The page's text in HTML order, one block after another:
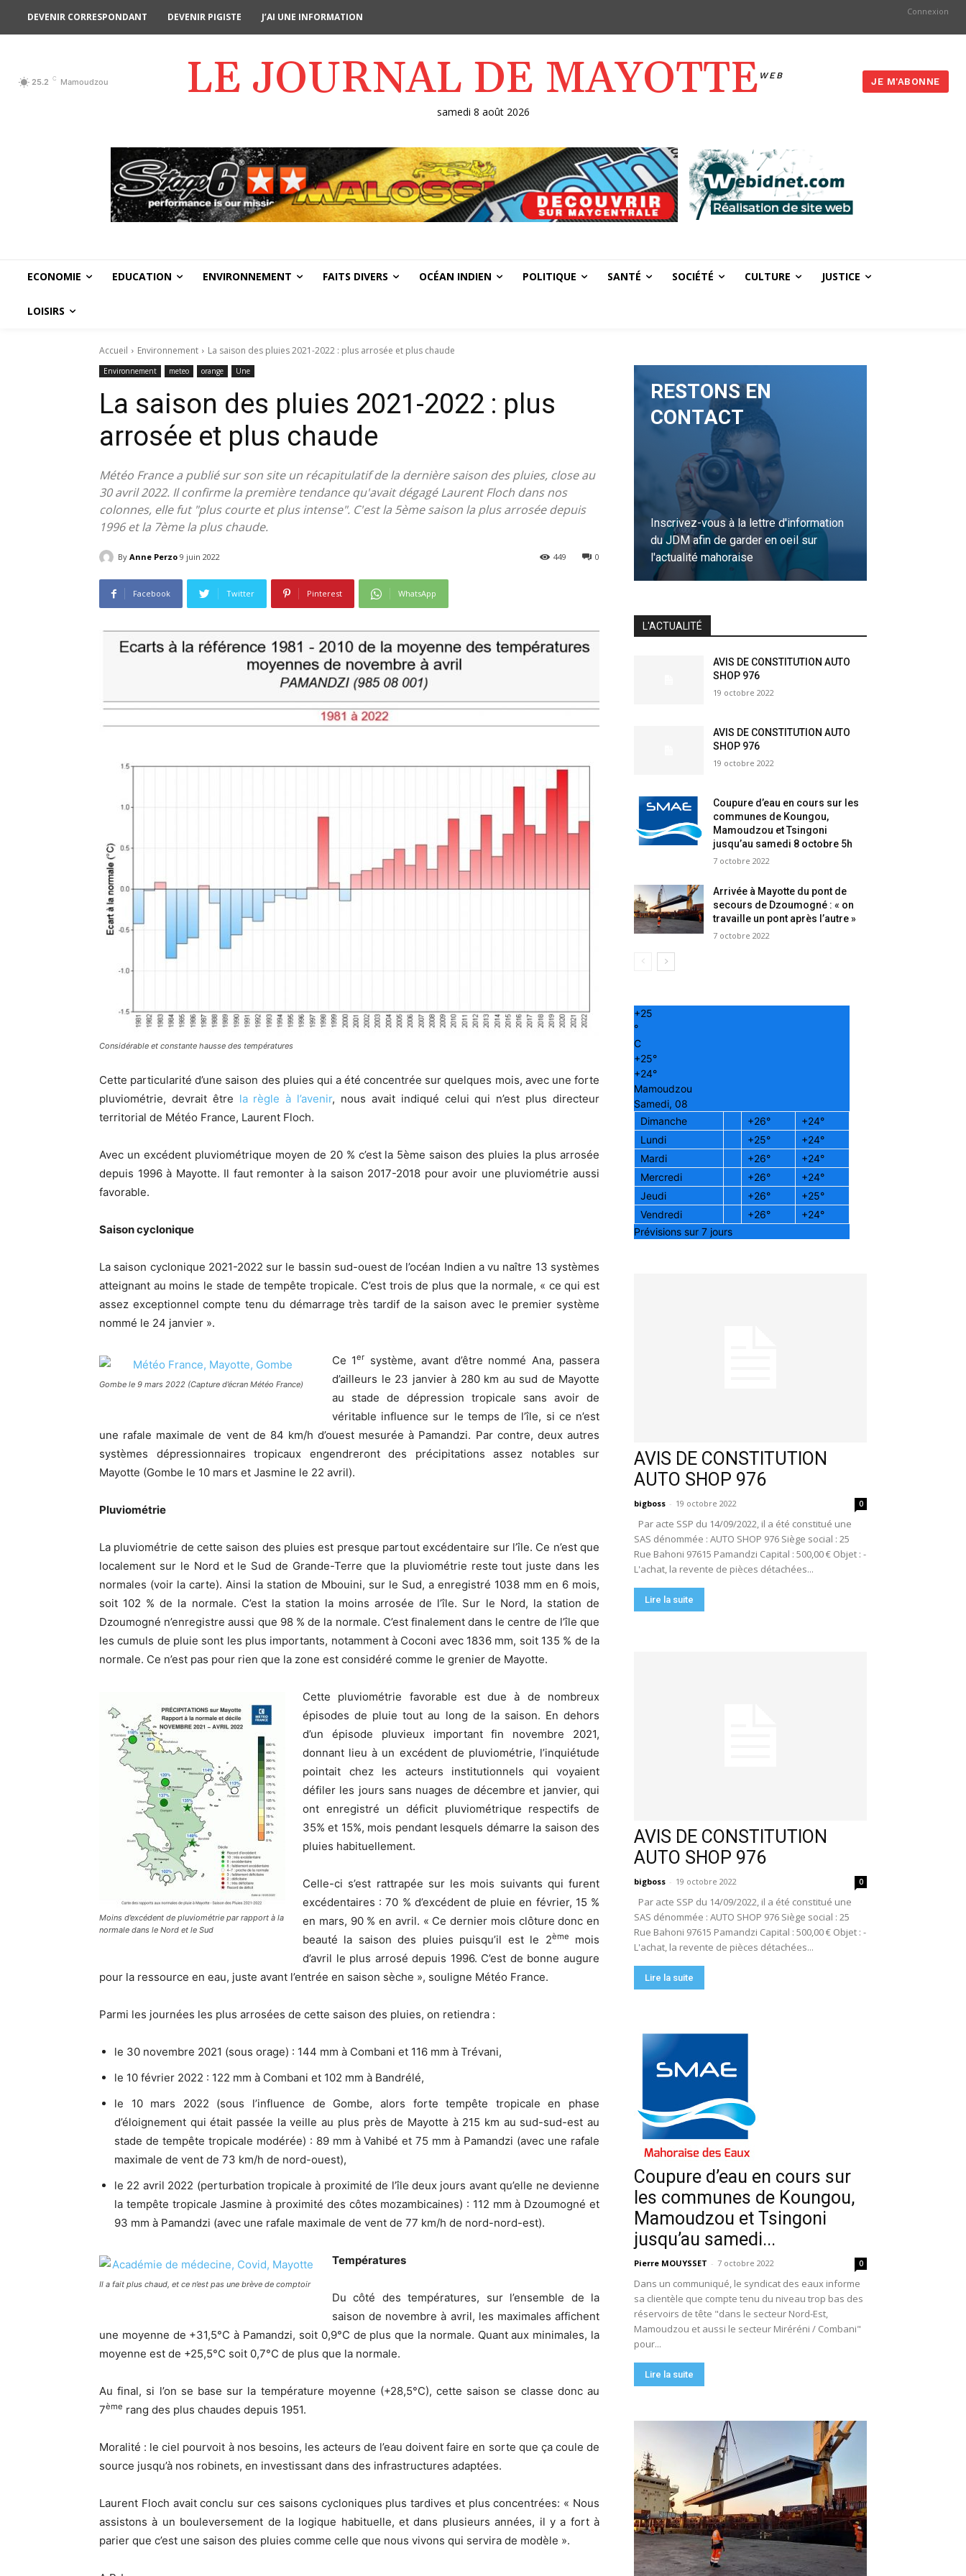
DEVENIR CORRESPONDANT DEVENIR PIGISTE J’AI UNE INFORMATION Connexion
25.2 C Mamoudzou LE JOURNAL DE MAYOTTE WEB
JE M'ABONNE
samedi 8 août 2026
ECONOMIE EDUCATION ENVIRONNEMENT FAITS DIVERS OCÉAN INDIEN POLITIQUE SANTÉ SOCIÉTÉ CULTURE JUSTICE
LOISIRS
Accueil Environnement La saison des pluies 2021-2022 : plus arrosée et plus chaude
Environnement meteo orange Une
La saison des pluies 2021-2022 : plus
arrosée et plus chaude
Météo France a publié sur son site un récapitulatif de la dernière saison des pluies, close au
30 avril 2022. Il confirme la première tendance qu'avait dégagé Laurent Floch dans nos
colonnes, elle fut "plus courte et plus intense". C'est la 5ème saison la plus arrosée depuis
1996 et la 7ème la plus chaude.
By Anne Perzo 9 juin 2022 0
449
Facebook Twitter Pinterest WhatsApp
Considérable et constante hausse des températures
Cette particularité d’une saison des pluies qui a été concentrée sur quelques mois, avec une forte
pluviométrie, devrait être la règle à l’avenir, nous avait indiqué celui qui n’est plus directeur
territorial de Météo France, Laurent Floch.
Avec un excédent pluviométrique moyen de 20 % c’est la 5ème saison des pluies la plus arrosée
depuis 1996 à Mayotte. Il faut remonter à la saison 2017-2018 pour avoir une pluviométrie aussi
favorable.
Saison cyclonique
La saison cyclonique 2021-2022 sur le bassin sud-ouest de l’océan Indien a vu naître 13 systèmes
atteignant au moins le stade de tempête tropicale. C’est trois de plus que la normale, « ce qui est
assez exceptionnel compte tenu du démarrage très tardif de la saison avec le premier système
nommé le 24 janvier ».
Gombe le 9 mars 2022 (Capture d’écran Météo France)
Ce 1er
système, avant d’être nommé Ana, passera
d’ailleurs le 23 janvier à 280 km au sud de Mayotte
au stade de dépression tropicale sans avoir de
véritable influence sur le temps de l’île, si ce n’est
une rafale maximale de vent de 84 km/h d’ouest mesurée à Pamandzi. Par contre, deux autres
systèmes dépressionnaires tropicaux engendreront des précipitations assez notables sur
Mayotte (Gombe le 10 mars et Jasmine le 22 avril).
Pluviométrie
La pluviométrie de cette saison des pluies est presque partout excédentaire sur l’île. Ce n’est que
localement sur le Nord et le Sud de Grande-Terre que la pluviométrie reste tout juste dans les
normales (voir la carte). Ainsi la station de Mbouini, sur le Sud, a enregistré 1038 mm en 6 mois,
soit 102 % de la normale. C’est la station la moins arrosée de l’île. Sur le Nord, la station de
Dzoumogné n’enregistre aussi que 98 % de la normale. C’est finalement dans le centre de l’île que
les cumuls de pluie sont les plus importants, notamment à Coconi avec 1836 mm, soit 135 % de la
normale. Ce n’est pas pour rien que la zone est considéré comme le grenier de Mayotte.
Moins d’excédent de pluviométrie par rapport à la
normale dans le Nord et le Sud
Cette pluviométrie favorable est due à de nombreux
épisodes de pluie tout au long de la saison. En dehors
d’un épisode pluvieux important fin novembre 2021,
donnant lieu à un excédent de pluviométrie, l’inquiétude
pointait chez les acteurs institutionnels qui voyaient
défiler les jours sans nuages de décembre et janvier, qui
ont enregistré un déficit pluviométrique respectifs de
35% et 15%, mois pendant lesquels démarre la saison des
pluies habituellement.
Celle-ci s’est rattrapée sur les mois suivants qui furent
excédentaires : 70 % d’excédent de pluie en février, 15 %
en mars, 90 % en avril. « Ce dernier mois clôture donc en
beauté la saison des pluies puisqu’il est le 2ème
mois
d’avril le plus arrosé depuis 1996. C’est de bonne augure
pour la ressource en eau, juste avant l’entrée en saison sèche », souligne Météo France.
Parmi les journées les plus arrosées de cette saison des pluies, on retiendra :
le 30 novembre 2021 (sous orage) : 144 mm à Combani et 116 mm à Trévani,
le 10 février 2022 : 122 mm à Combani et 102 mm à Bandrélé,
le 10 mars 2022 (sous l’influence de Gombe, alors forte tempête tropicale en phase
d’éloignement qui était passée la veille au plus près de Mayotte à 215 km au sud-sud-est au
stade de tempête tropicale modérée) : 89 mm à Vahibé et 75 mm à Pamandzi (avec une rafale
maximale de vent de 73 km/h de nord-ouest),
le 22 avril 2022 (perturbation tropicale à proximité de l’île deux jours avant qu’elle ne devienne
la tempête tropicale Jasmine à proximité des côtes mozambicaines) : 112 mm à Dzoumogné et
93 mm à Pamandzi (avec une rafale maximale de vent de 77 km/h de nord-nord-est).
Il a fait plus chaud, et ce n’est pas une brève de comptoir
Températures
Du côté des températures, sur l’ensemble de la
saison de novembre à avril, les maximales affichent
une moyenne de +31,5°C à Pamandzi, soit 0,9°C de plus que la normale. Quant aux minimales, la
moyenne est de +25,5°C soit 0,7°C de plus que la normale.
Au final, si l’on se base sur la température moyenne (+28,5°C), cette saison se classe donc au
7ème rang des plus chaudes depuis 1951.
Moralité : le ciel pourvoit à nos besoins, les acteurs de l’eau doivent faire en sorte que ça coule de
source jusqu’à nos robinets, en investissant dans des infrastructures adaptées.
Laurent Floch avait conclu sur ces saisons cycloniques plus tardives et plus concentrées: « Nous
assistons à un bouleversement de la logique habituelle, et dans plusieurs années, il y a fort à
parier que c’est une saison des pluies comme celle que nous vivons qui servira de modèle ».
RESTONS EN
CONTACT
Inscrivez-vous à la lettre d'information
du JDM afin de garder en oeil sur
l'actualité mahoraise
L'ACTUALITÉ
AVIS DE CONSTITUTION AUTO
SHOP 976
19 octobre 2022
AVIS DE CONSTITUTION AUTO
SHOP 976
19 octobre 2022
Coupure d’eau en cours sur les
communes de Koungou,
Mamoudzou et Tsingoni
jusqu’au samedi 8 octobre 5h
7 octobre 2022
Arrivée à Mayotte du pont de
secours de Dzoumogné : « on
travaille un pont après l’autre »
7 octobre 2022
+25
°
C
+25°
+24°
Mamoudzou
Samedi, 08
Dimanche
+26° +24°
Lundi
+25° +24°
Mardi
+26° +24°
Mercredi
+26° +24°
Jeudi
+26° +25°
Vendredi
+26° +24°
Prévisions sur 7 jours
AVIS DE CONSTITUTION
AUTO SHOP 976
bigboss - 19 octobre 2022 0
Par acte SSP du 14/09/2022, il a été constitué une
SAS dénommée : AUTO SHOP 976 Siège social : 25
Rue Bahoni 97615 Pamandzi Capital : 500,00 € Objet : -
L'achat, la revente de pièces détachées...
Lire la suite
AVIS DE CONSTITUTION
AUTO SHOP 976
bigboss - 19 octobre 2022 0
Par acte SSP du 14/09/2022, il a été constitué une
SAS dénommée : AUTO SHOP 976 Siège social : 25
Rue Bahoni 97615 Pamandzi Capital : 500,00 € Objet : -
L'achat, la revente de pièces détachées...
Lire la suite
Coupure d’eau en cours sur
les communes de Koungou,
Mamoudzou et Tsingoni
jusqu’au samedi...
Pierre MOUYSSET - 7 octobre 2022 0
Dans un communiqué, le syndicat des eaux informe
sa clientèle que compte tenu du niveau trop bas des
réservoirs de tête "dans le secteur Nord-Est,
Mamoudzou et aussi le secteur Miréréni / Combani"
pour...
Lire la suite